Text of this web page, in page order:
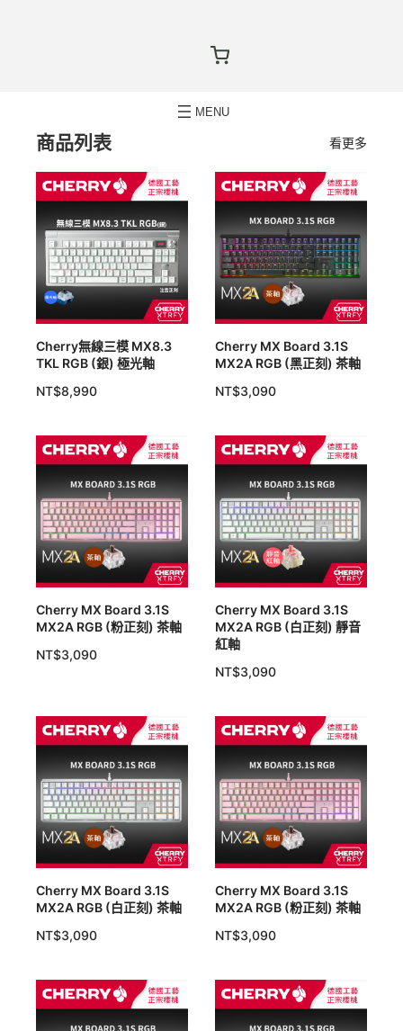
商品列表 看更多
Cherry無線三模 MX8.3
TKL RGB (銀) 極光軸
NT$8,990
Cherry MX Board 3.1S
MX2A RGB (黑正刻) 茶軸
NT$3,090
Cherry MX Board 3.1S
MX2A RGB (粉正刻) 茶軸
NT$3,090
Cherry MX Board 3.1S
MX2A RGB (白正刻) 靜音
紅軸
NT$3,090
Cherry MX Board 3.1S
MX2A RGB (白正刻) 茶軸
NT$3,090
Cherry MX Board 3.1S
MX2A RGB (粉正刻) 茶軸
NT$3,090